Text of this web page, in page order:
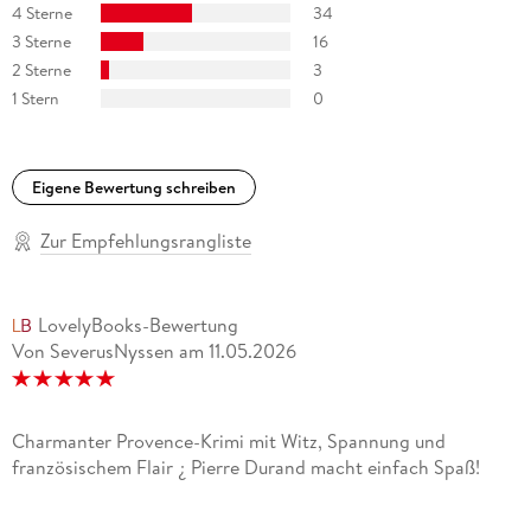
4 Sterne
34
3 Sterne
16
2 Sterne
3
1 Stern
0
Eigene Bewertung schreiben
Zur Empfehlungsrangliste
LovelyBooks-Bewertung
Von SeverusNyssen am 11.05.2026
Charmanter Provence-Krimi mit Witz, Spannung und
französischem Flair ¿ Pierre Durand macht einfach Spaß!